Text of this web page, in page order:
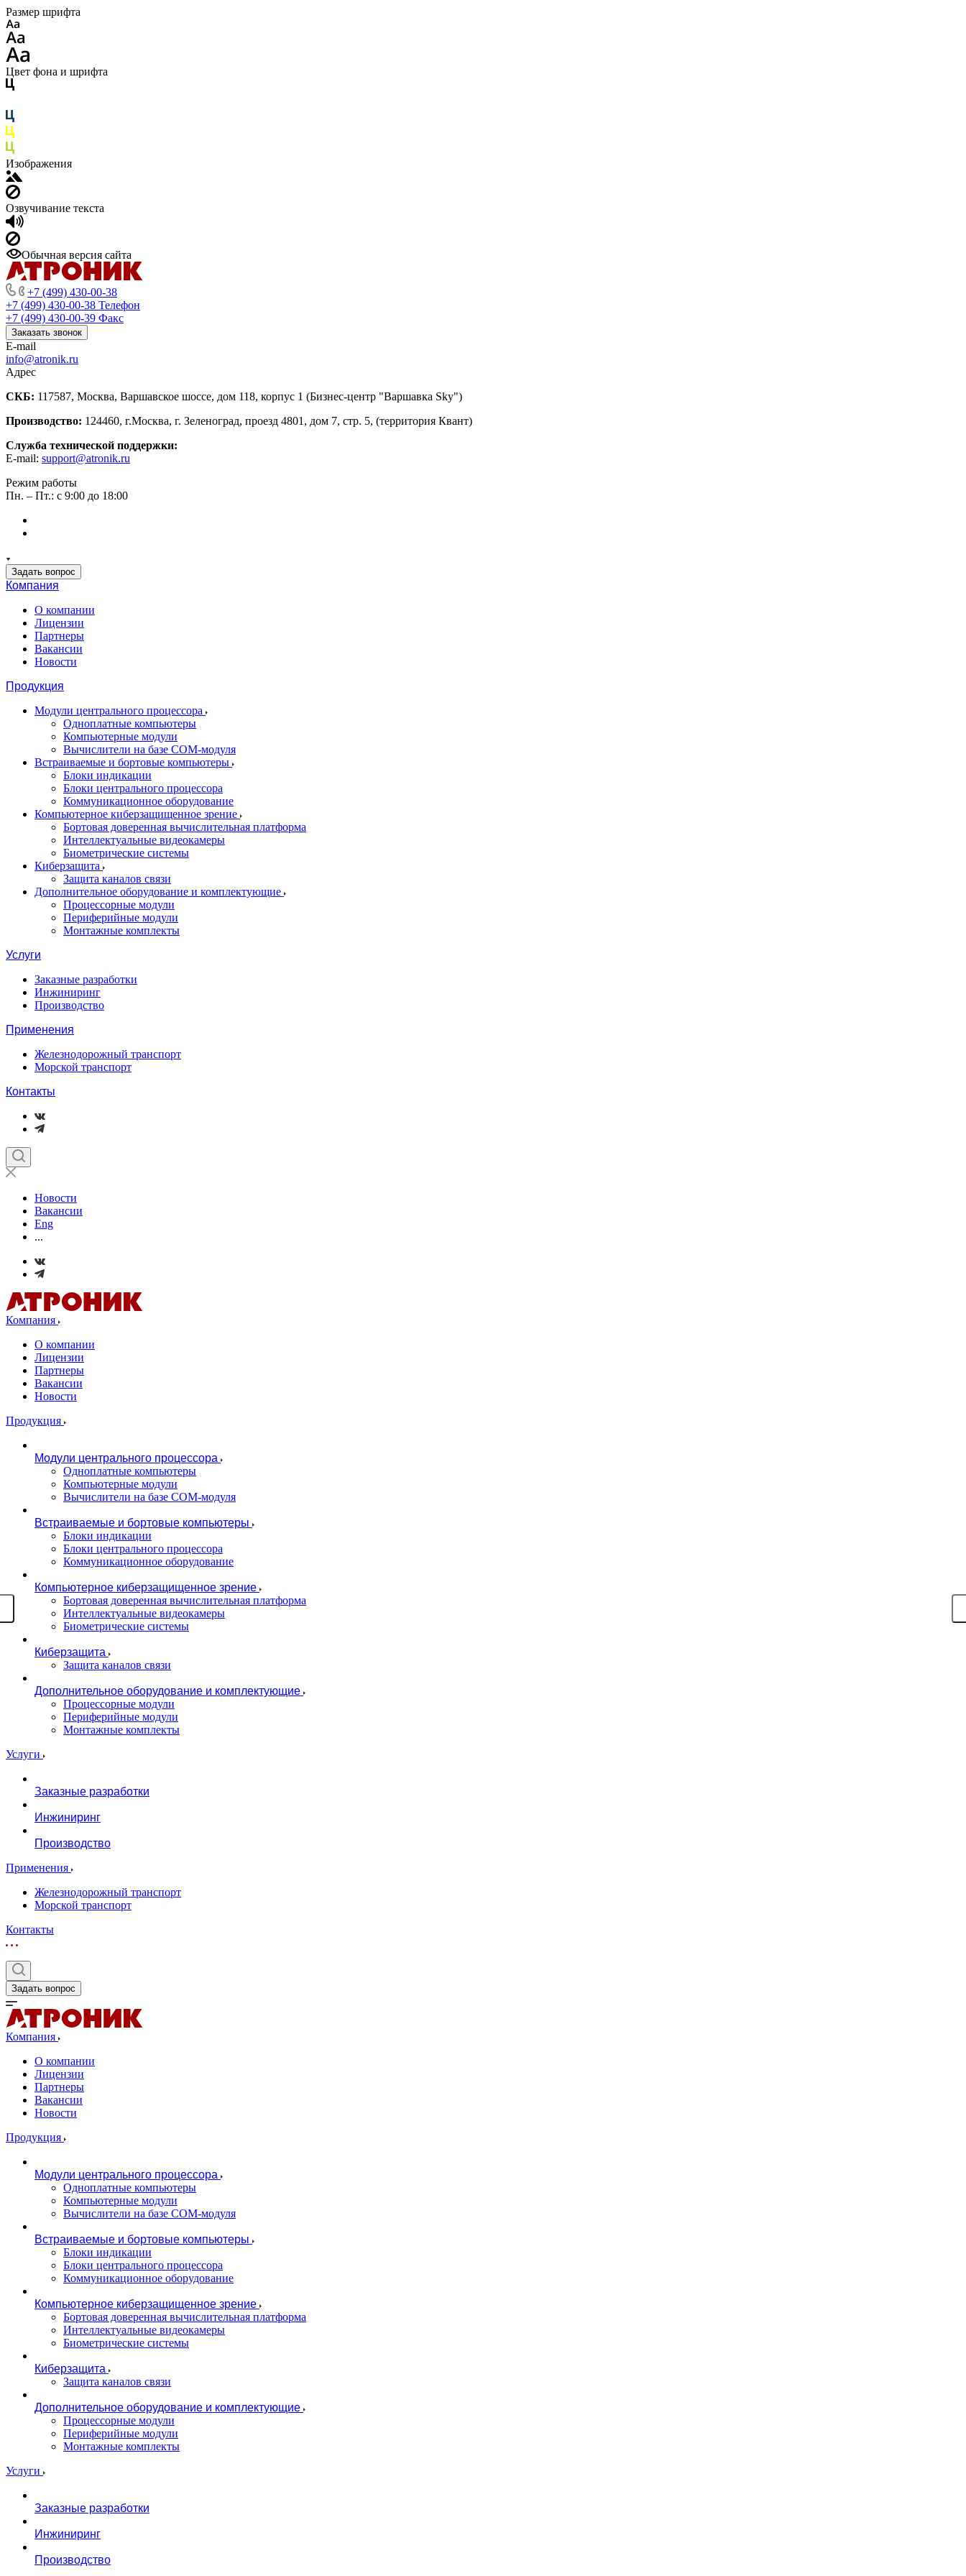
Размер шрифта
Цвет фона и шрифта
Изображения
Озвучивание текста
Обычная версия сайта
+7 (499) 430-00-38
+7 (499) 430-00-38 Телефон
+7 (499) 430-00-39 Факс
Заказать звонок
E-mail
info@atronik.ru
Адрес
СКБ: 117587, Москва, Варшавское шоссе, дом 118, корпус 1 (Бизнес-центр "Варшавка Sky")
Производство: 124460, г.Москва, г. Зеленоград, проезд 4801, дом 7, стр. 5, (территория Квант)
Служба технической поддержки:
E-mail: support@atronik.ru
Режим работы
Пн. – Пт.: с 9:00 до 18:00
Задать вопрос
Компания
О компании
Лицензии
Партнеры
Вакансии
Новости
Продукция
Модули центрального процессора
Одноплатные компьютеры
Компьютерные модули
Вычислители на базе COM-модуля
Встраиваемые и бортовые компьютеры
Блоки индикации
Блоки центрального процессора
Коммуникационное оборудование
Компьютерное киберзащищенное зрение
Бортовая доверенная вычислительная платформа
Интеллектуальные видеокамеры
Биометрические системы
Киберзащита
Защита каналов связи
Дополнительное оборудование и комплектующие
Процессорные модули
Периферийные модули
Монтажные комплекты
Услуги
Заказные разработки
Инжиниринг
Производство
Применения
Железнодорожный транспорт
Морской транспорт
Контакты
Новости
Вакансии
Eng
...
Компания
О компании
Лицензии
Партнеры
Вакансии
Новости
Продукция
Модули центрального процессора
Одноплатные компьютеры
Компьютерные модули
Вычислители на базе COM-модуля
Встраиваемые и бортовые компьютеры
Блоки индикации
Блоки центрального процессора
Коммуникационное оборудование
Компьютерное киберзащищенное зрение
Бортовая доверенная вычислительная платформа
Интеллектуальные видеокамеры
Биометрические системы
Киберзащита
Защита каналов связи
Дополнительное оборудование и комплектующие
Процессорные модули
Периферийные модули
Монтажные комплекты
Услуги
Заказные разработки
Инжиниринг
Производство
Применения
Железнодорожный транспорт
Морской транспорт
Контакты
Задать вопрос
Компания
О компании
Лицензии
Партнеры
Вакансии
Новости
Продукция
Модули центрального процессора
Одноплатные компьютеры
Компьютерные модули
Вычислители на базе COM-модуля
Встраиваемые и бортовые компьютеры
Блоки индикации
Блоки центрального процессора
Коммуникационное оборудование
Компьютерное киберзащищенное зрение
Бортовая доверенная вычислительная платформа
Интеллектуальные видеокамеры
Биометрические системы
Киберзащита
Защита каналов связи
Дополнительное оборудование и комплектующие
Процессорные модули
Периферийные модули
Монтажные комплекты
Услуги
Заказные разработки
Инжиниринг
Производство